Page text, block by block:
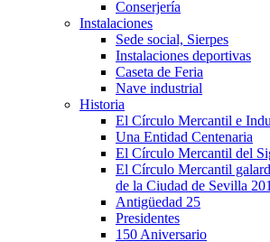
Conserjería
Instalaciones
Sede social, Sierpes
Instalaciones deportivas
Caseta de Feria
Nave industrial
Historia
El Círculo Mercantil e
Una Entidad Centenaria
El Círculo Mercantil del
El Círculo Mercantil
de la Ciudad de Sevilla
Antigüedad 25
Presidentes
150 Aniversario